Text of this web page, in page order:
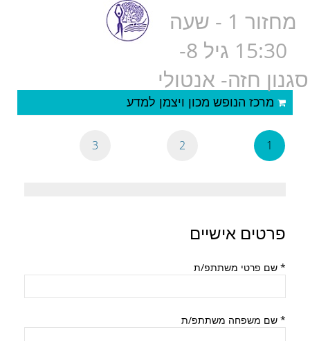
מחזור 1 - שעה
15:30 גיל 8-
סגנון חזה- אנטולי
מרכז הנופש מכון ויצמן למדע
1
2
3
פרטים אישיים
* שם פרטי משתתפ/ת
* שם משפחה משתתפ/ת